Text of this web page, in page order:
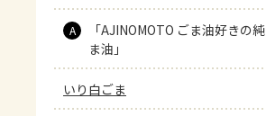
A
「AJINOMOTO ごま油好きの
ま油」
いり白ごま